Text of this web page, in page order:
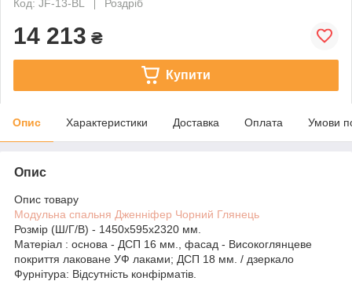
Код: JF-13-BL
Роздріб
14 213 ₴
Купити
Опис Характеристики Доставка Оплата Умови
Опис
Опис товару
Модульна спальня Дженніфер Чорний Глянець
Розмір (Ш/Г/В) - 1450х595х2320 мм.
Матеріал : основа - ДСП 16 мм., фасад - Високоглянцеве
покриття лаковане УФ лаками; ДСП 18 мм. / дзеркало
Фурнітура: Відсутність конфірматів.